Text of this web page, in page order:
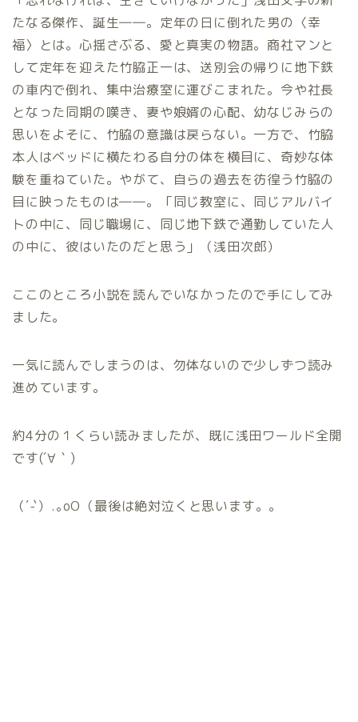
たなる傑作、誕生――。定年の日に倒れた男の〈幸
福〉とは。心揺さぶる、愛と真実の物語。商社マンと
して定年を迎えた竹脇正一は、送別会の帰りに地下鉄
の車内で倒れ、集中治療室に運びこまれた。今や社長
となった同期の嘆き、妻や娘婿の心配、幼なじみらの
思いをよそに、竹脇の意識は戻らない。一方で、竹脇
本人はベッドに横たわる自分の体を横目に、奇妙な体
験を重ねていた。やがて、自らの過去を彷徨う竹脇の
目に映ったものは――。「同じ教室に、同じアルバイ
トの中に、同じ職場に、同じ地下鉄で通勤していた人
の中に、彼はいたのだと思う」（浅田次郎）
ここのところ小説を読んでいなかったので手にしてみ
ました。
一気に読んでしまうのは、勿体ないので少しずつ読み
進めています。
約4分の１くらい読みましたが、既に浅田ワールド全開
です(´∀｀)
（´-`）.｡oO（最後は絶対泣くと思います。。